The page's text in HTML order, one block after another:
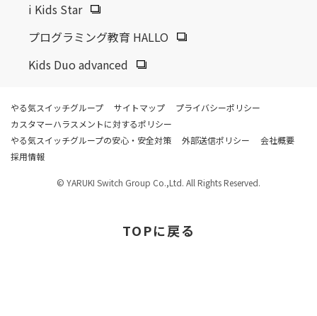
i Kids Star
プログラミング教育 HALLO
Kids Duo advanced
やる気スイッチグループ サイトマップ
プライバシーポリシー
カスタマーハラスメントに対するポリシー
やる気スイッチグループの安心・安全対策
外部送信ポリシー
会社概要
採用情報
© YARUKI Switch Group Co.,Ltd. All Rights Reserved.
TOPに戻る